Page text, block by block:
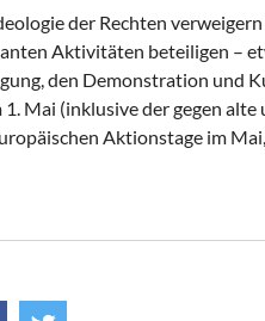
der Rechten
Aktivitäten beteiligen –
den Demonstration und
Mai (inklusive der gegen alte
Aktionstage im